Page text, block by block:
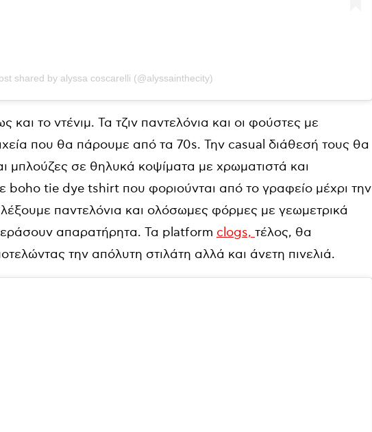
shared by alyssa coscarelli (@alyssainthecity)
και το ντένιμ. Τα τζιν παντελόνια και οι φούστες με
που θα πάρουμε από τα 70s. Την casual διάθεσή τους θα
μπλούζες σε θηλυκά κοψίματα με χρωματιστά και
boho tie dye tshirt που φοριούνται από το γραφείο μέχρι την
παντελόνια και ολόσωμες φόρμες με γεωμετρικά
απαρατήρητα. Τα platform clogs, τέλος, θα
την απόλυτη στιλάτη αλλά και άνετη πινελιά.